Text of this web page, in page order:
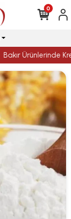
Bakır Ürünlerinde
0